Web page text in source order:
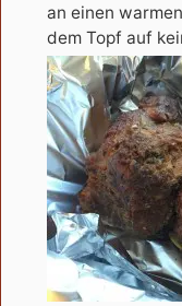
an einen
dem Topf auf